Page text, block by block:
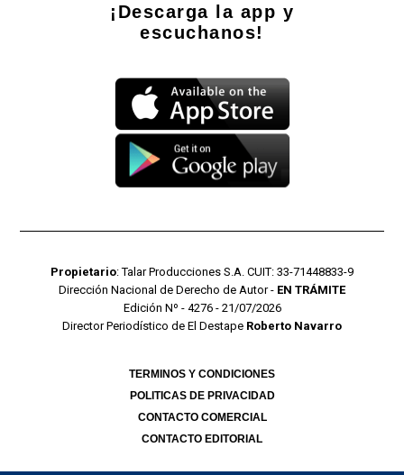
¡Descarga la app y
escuchanos!
Propietario: Talar Producciones S.A. CUIT: 33-71448833-9
Dirección Nacional de Derecho de Autor - EN TRÁMITE
Edición Nº - 4276 - 21/07/2026
Director Periodístico de El Destape Roberto Navarro
TERMINOS Y CONDICIONES
POLITICAS DE PRIVACIDAD
CONTACTO COMERCIAL
CONTACTO EDITORIAL